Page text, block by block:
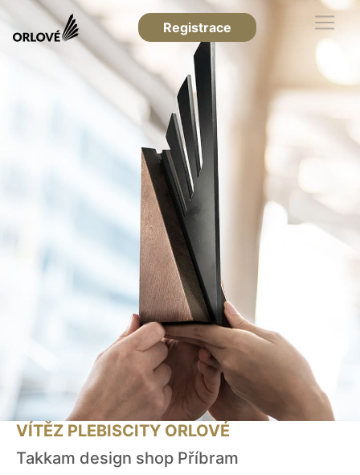
Registrace
VÍTĚZ PLEBISCITY ORLOVÉ
Takkam design shop Příbram